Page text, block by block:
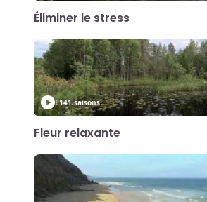
Éliminer le stress
E141 saisons
Fleur relaxante